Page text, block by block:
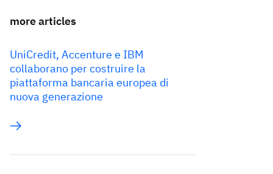
more articles
UniCredit, Accenture e IBM
collaborano per costruire la
piattaforma bancaria europea di
nuova generazione